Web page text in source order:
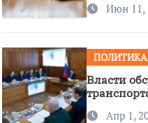
Июн 11,
ПОЛИТИКА
Власти
Апр 1,